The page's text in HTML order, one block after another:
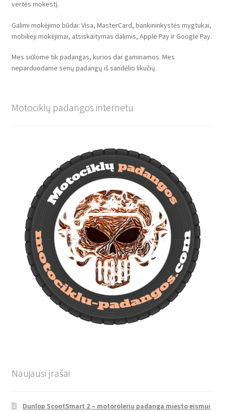
vertės mokestį.
Galimi mokėjimo būdai: Visa, MasterCard, bankininkystės mygtukai,
mobilieji mokėjimai, atsiskaitymas dalimis, Apple Pay ir Google Pay.
Mes siūlome tik padangas, kurios dar gaminamos. Mes
neparduodame senų padangų iš sandėlio likučių.
Motociklų padangos internetu
Naujausi įrašai
Dunlop ScootSmart 2 – motorolerių padanga miesto eismui